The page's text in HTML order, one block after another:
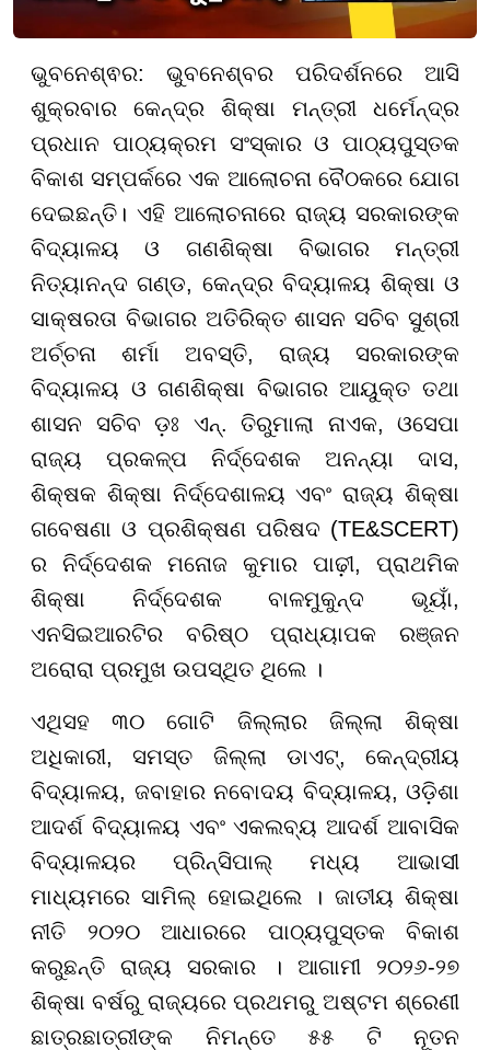
ଭୁବନେଶ୍ଵର: ଭୁବନେଶ୍ବର ପରିଦର୍ଶନରେ ଆସି
ଶୁକ୍ରବାର କେନ୍ଦ୍ର ଶିକ୍ଷା ମନ୍ତ୍ରୀ ଧର୍ମେନ୍ଦ୍ର
ପ୍ରଧାନ ପାଠ୍ୟକ୍ରମ ସଂସ୍କାର ଓ ପାଠ୍ୟପୁସ୍ତକ
ବିକାଶ ସମ୍ପର୍କରେ ଏକ ଆଲୋଚନା ବୈଠକରେ ଯୋଗ
ଦେଇଛନ୍ତି। ଏହି ଆଲୋଚନାରେ ରାଜ୍ୟ ସରକାରଙ୍କ
ବିଦ୍ୟାଳୟ ଓ ଗଣଶିକ୍ଷା ବିଭାଗର ମନ୍ତ୍ରୀ
ନିତ୍ୟାନନ୍ଦ ଗଣ୍ଡ, କେନ୍ଦ୍ର ବିଦ୍ୟାଳୟ ଶିକ୍ଷା ଓ
ସାକ୍ଷରତା ବିଭାଗର ଅତିରିକ୍ତ ଶାସନ ସଚିବ ସୁଶ୍ରୀ
ଅର୍ଚ୍ଚନା ଶର୍ମା ଅବସ୍ତି, ରାଜ୍ୟ ସରକାରଙ୍କ
ବିଦ୍ୟାଳୟ ଓ ଗଣଶିକ୍ଷା ବିଭାଗର ଆୟୁକ୍ତ ତଥା
ଶାସନ ସଚିବ ଡ଼ଃ ଏନ୍. ତିରୁମାଲା ନାଏକ, ଓସେପା
ରାଜ୍ୟ ପ୍ରକଳ୍ପ ନିର୍ଦ୍ଦେଶକ ଅନନ୍ୟା ଦାସ,
ଶିକ୍ଷକ ଶିକ୍ଷା ନିର୍ଦ୍ଦେଶାଳୟ ଏବଂ ରାଜ୍ୟ ଶିକ୍ଷା
ଗବେଷଣା ଓ ପ୍ରଶିକ୍ଷଣ ପରିଷଦ (TE&SCERT)
ର ନିର୍ଦ୍ଦେଶକ ମନୋଜ କୁମାର ପାଢ଼ୀ, ପ୍ରାଥମିକ
ଶିକ୍ଷା ନିର୍ଦ୍ଦେଶକ ବାଳମୁକୁନ୍ଦ ଭୂୟାଁ,
ଏନସିଇଆରଟିର ବରିଷ୍ଠ ପ୍ରାଧ୍ୟାପକ ରଞ୍ଜନ
ଅରୋରା ପ୍ରମୁଖ ଉପସ୍ଥିତ ଥିଲେ ।
ଏଥିସହ ୩୦ ଗୋଟି ଜିଲ୍ଲାର ଜିଲ୍ଲା ଶିକ୍ଷା
ଅଧିକାରୀ, ସମସ୍ତ ଜିଲ୍ଲା ଡାଏଟ୍, କେନ୍ଦ୍ରୀୟ
ବିଦ୍ୟାଳୟ, ଜବାହାର ନବୋଦୟ ବିଦ୍ୟାଳୟ, ଓଡ଼ିଶା
ଆଦର୍ଶ ବିଦ୍ୟାଳୟ ଏବଂ ଏକଲବ୍ୟ ଆଦର୍ଶ ଆବାସିକ
ବିଦ୍ୟାଳୟର ପ୍ରିନ୍ସିପାଲ୍ ମଧ୍ୟ ଆଭାସୀ
ମାଧ୍ୟମରେ ସାମିଲ୍ ହୋଇଥିଲେ । ଜାତୀୟ ଶିକ୍ଷା
ନୀତି ୨୦୨୦ ଆଧାରରେ ପାଠ୍ୟପୁସ୍ତକ ବିକାଶ
କରୁଛନ୍ତି ରାଜ୍ୟ ସରକାର । ଆଗାମୀ ୨୦୨୬-୨୭
ଶିକ୍ଷା ବର୍ଷରୁ ରାଜ୍ୟରେ ପ୍ରଥମରୁ ଅଷ୍ଟମ ଶ୍ରେଣୀ
ଛାତ୍ରଛାତ୍ରୀଙ୍କ ନିମନ୍ତେ ୫୫ ଟି ନୂତନ